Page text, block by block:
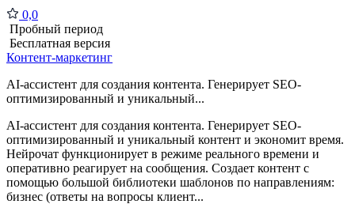
0,0
Пробный период
Бесплатная версия
Контент-маркетинг
AI-ассистент для создания контента. Генерирует SEO-
оптимизированный и уникальный...
AI-ассистент для создания контента. Генерирует SEO-
оптимизированный и уникальный контент и экономит время.
Нейрочат функционирует в режиме реального времени и
оперативно реагирует на сообщения. Создает контент с
помощью большой библиотеки шаблонов по направлениям:
бизнес (ответы на вопросы клиент...